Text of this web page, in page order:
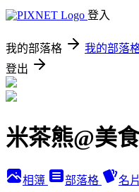
登入
我的部落格 我的部落
登出
米茶熊@美
相簿 部落格 名片